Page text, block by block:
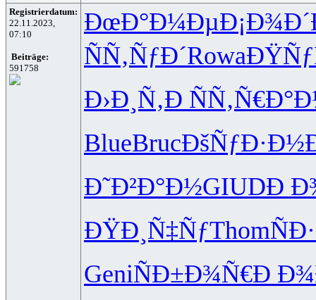
Registrierdatum:
22.11.2023,
07:10
Beiträge:
591758
ÐœÐ°Ð¼Ðµ
ÑÑ‚ÑƒÐ´Rowa
Ð›Ð¸Ñ‚Ð ÑÑ‚Ñ€Ð°
BlueBrucÐšÑƒÐ·Ð½
Ð˜Ð²Ð°Ð½GIUDÐ
ÐŸÐ¸Ñ‡ÑƒThom
GeniÑÐ±Ð¾Ñ€Ð